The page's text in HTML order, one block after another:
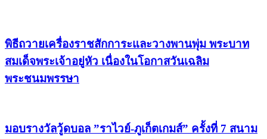
พิธีถวายเครื่องราชสักการะและวางพานพุ่ม พระบาท
สมเด็จพระเจ้าอยู่หัว เนื่องในโอกาสวันเฉลิม
พระชนมพรรษา
มอบรางวัลวู้ดบอล ”ราไวย์-ภูเก็ตเกมส์” ครั้งที่ 7 สนาม